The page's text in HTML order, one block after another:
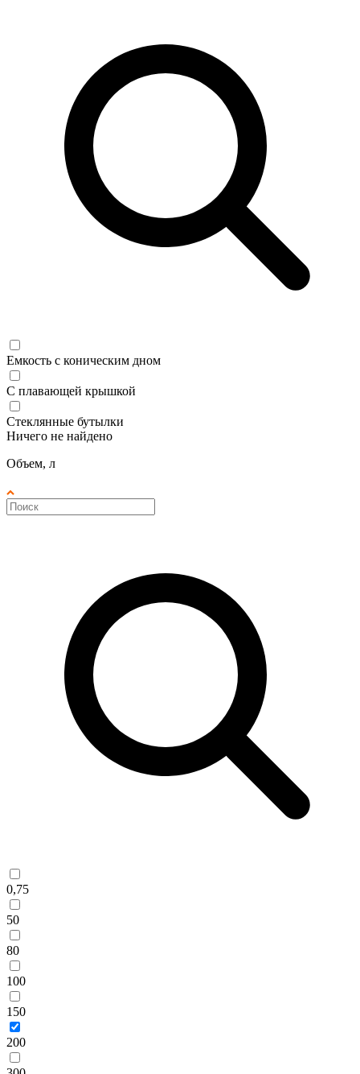
Емкость с коническим дном
С плавающей крышкой
Стеклянные бутылки
Ничего не найдено
Объем, л
0,75
50
80
100
150
200